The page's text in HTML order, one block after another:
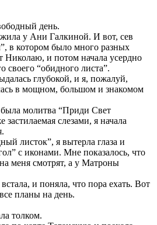
день.
у Ани Галкиной. И вот, сев
в котором было много разных
Николаю, и потом начала усердно
своего “обидного листа”.
глубокой, и я, пожалуй,
в мощном, большом и знакомом
молитва “Приди Свет
слезами, я начала
листок”, я вытерла глаза и
с иконами. Мне показалось, что
меня смотрят, а у Матроны
и поняла, что пора ехать. Вот
планы на день.
толком.